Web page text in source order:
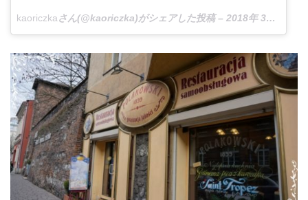
kaoriczkaさん(@kaoriczka)がシェアした投稿 – 2018年 3月月13日午前9時19分PDT